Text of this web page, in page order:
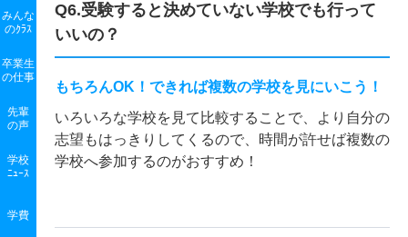
みんな
のｸﾗｽ
卒業生
の仕事
先輩
の声
学校
ﾆｭｰｽ
学費
Q6.受験すると決めていない学校でも行って
いいの？
もちろんOK！できれば複数の学校を見にいこう！
いろいろな学校を見て比較することで、より自分の
志望もはっきりしてくるので、時間が許せば複数の
学校へ参加するのがおすすめ！